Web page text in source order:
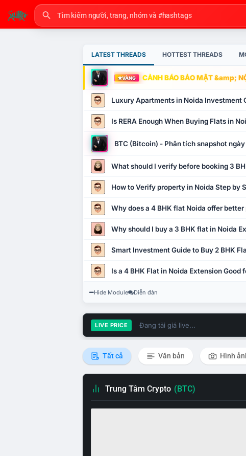
LATEST THREADS HOTTEST THREADS
VÀNG CẢNH BÁO BẢO MẬT &amp;
Luxury Apartments in Noida Investment
Is RERA Enough When Buying Flats in
BTC (Bitcoin) - Phân tích snapshot
What should I verify before booking 3
How to Verify property in Noida Step by
Why does a 4 BHK flat Noida offer
Why should I buy a 3 BHK flat in Noida
Smart Investment Guide to Buy 2 BHK
Is a 4 BHK Flat in Noida Extension Good
Hide Module Diễn đàn
LIVE PRICE Đang tải giá live...
Tất cả Văn bản Hình
Trung Tâm Crypto (BTC)